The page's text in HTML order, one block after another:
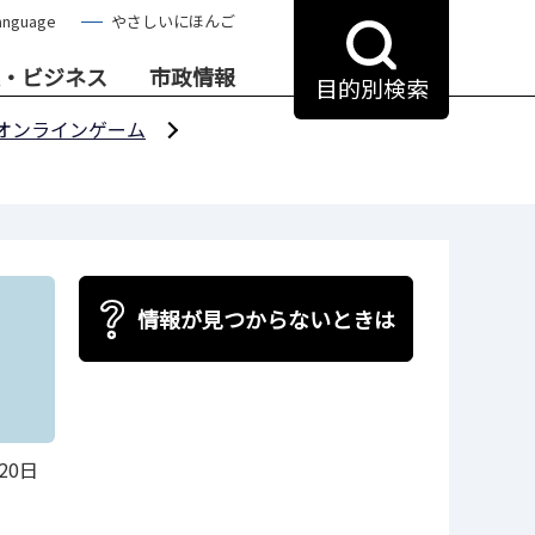
やさしいにほんご
ビジネス 市政情報 目的別検索
ンラインゲーム
日
情報が見つからないときは